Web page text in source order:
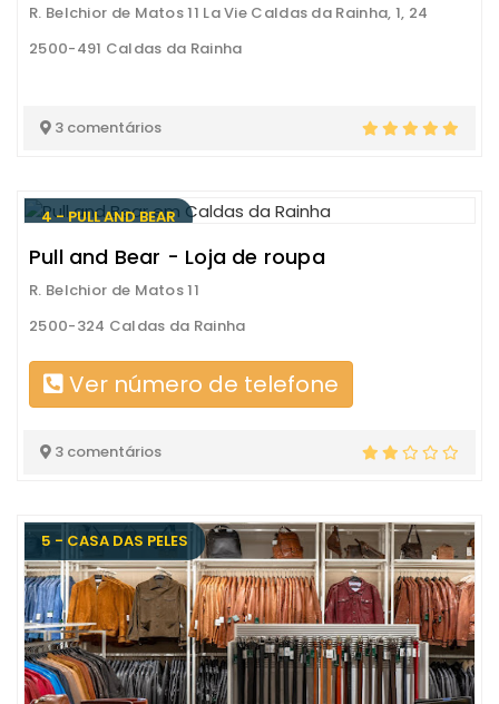
R. Belchior de Matos 11 La Vie Caldas da Rainha, 1, 24
2500-491 Caldas da Rainha
3 comentários
4 - PULL AND BEAR
Pull and Bear - Loja de roupa
R. Belchior de Matos 11
2500-324 Caldas da Rainha
Ver número de telefone
3 comentários
5 - CASA DAS PELES